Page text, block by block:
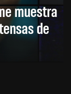
muestra
de